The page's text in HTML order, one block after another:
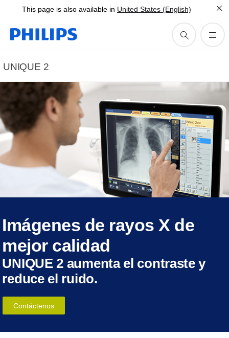
This page is also available in United States (English)
UNIQUE 2
Imágenes de rayos X de
mejor calidad
UNIQUE 2 aumenta el contraste y
reduce el ruido.
Contáctenos